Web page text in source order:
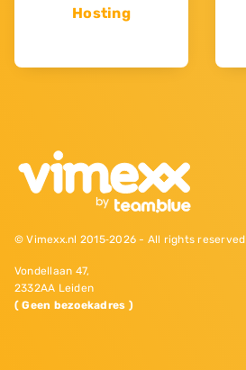
Hosting
© Vimexx.nl 2015‐2026 - All rights reserved
Vondellaan 47,
2332AA Leiden
( Geen bezoekadres )